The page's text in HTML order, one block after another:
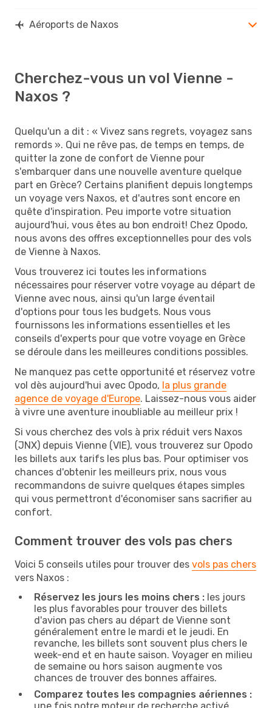
Aéroports de Naxos
Cherchez-vous un vol Vienne -
Naxos ?
Quelqu'un a dit : « Vivez sans regrets, voyagez sans
remords ». Qui ne rêve pas, de temps en temps, de
quitter la zone de confort de Vienne pour
s'embarquer dans une nouvelle aventure quelque
part en Grèce? Certains planifient depuis longtemps
un voyage vers Naxos, et d'autres sont encore en
quête d'inspiration. Peu importe votre situation
aujourd'hui, vous êtes au bon endroit! Chez Opodo,
nous avons des offres exceptionnelles pour des vols
de Vienne à Naxos.
Vous trouverez ici toutes les informations
nécessaires pour réserver votre voyage au départ de
Vienne avec nous, ainsi qu'un large éventail
d'options pour tous les budgets. Nous vous
fournissons les informations essentielles et les
conseils d'experts pour que votre voyage en Grèce
se déroule dans les meilleures conditions possibles.
Ne manquez pas cette opportunité et réservez votre
vol dès aujourd'hui avec Opodo, la plus grande
agence de voyage d'Europe. Laissez-nous vous aider
à vivre une aventure inoubliable au meilleur prix !
Si vous cherchez des vols à prix réduit vers Naxos
(JNX) depuis Vienne (VIE), vous trouverez sur Opodo
les billets aux tarifs les plus bas. Pour optimiser vos
chances d'obtenir les meilleurs prix, nous vous
recommandons de suivre quelques étapes simples
qui vous permettront d'économiser sans sacrifier au
confort.
Comment trouver des vols pas chers
Voici 5 conseils utiles pour trouver des vols pas chers
vers Naxos :
Réservez les jours les moins chers : les jours
les plus favorables pour trouver des billets
d'avion pas chers au départ de Vienne sont
généralement entre le mardi et le jeudi. En
revanche, les billets sont souvent plus chers le
week-end et en haute saison. Voyager en milieu
de semaine ou hors saison augmente vos
chances de trouver des bonnes affaires.
Comparez toutes les compagnies aériennes :